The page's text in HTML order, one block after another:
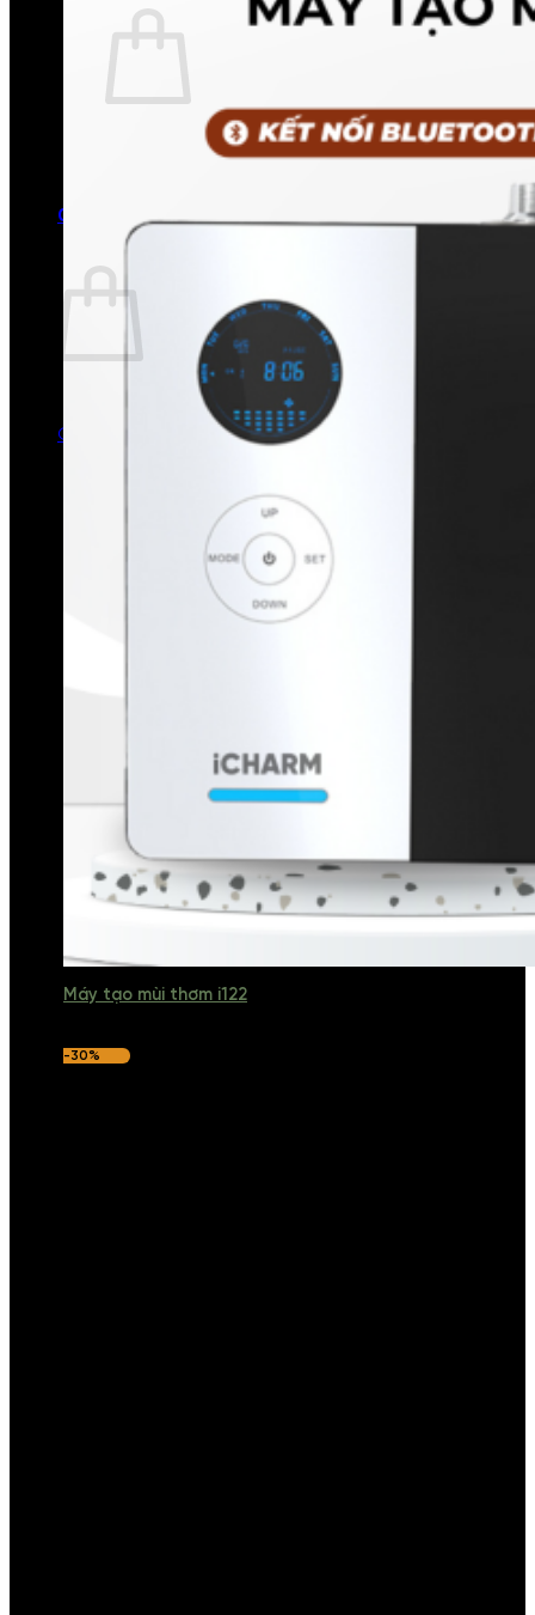
Chưa có sản phẩm trong giỏ hàng.
Quay trở lại cửa hàng
0
Chưa có sản phẩm trong giỏ hàng.
Quay trở lại cửa hàng
Máy tạo mùi thơm i122
-30%